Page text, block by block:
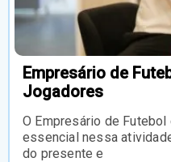
Empresário de
Jogadores
O Empresário de
essencial nessa
do presente e